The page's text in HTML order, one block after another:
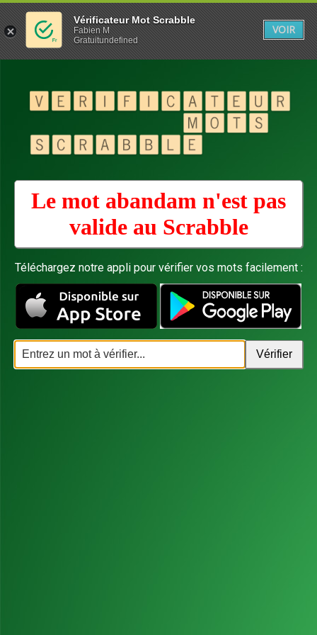
Le mot abandam n'est pas
valide au Scrabble
Téléchargez notre appli pour vérifier vos mots facilement :
Vérificateur Mot Scrabble
Fabien M
Gratuitundefined
VOIR